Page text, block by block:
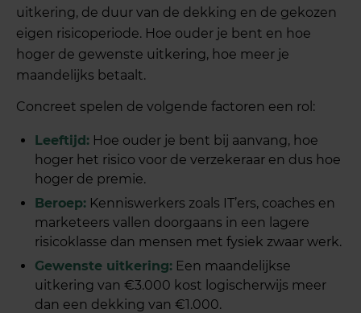
uitkering, de duur van de dekking en de gekozen
eigen risicoperiode. Hoe ouder je bent en hoe
hoger de gewenste uitkering, hoe meer je
maandelijks betaalt.
Concreet spelen de volgende factoren een rol:
Leeftijd: Hoe ouder je bent bij aanvang, hoe
hoger het risico voor de verzekeraar en dus hoe
hoger de premie.
Beroep: Kenniswerkers zoals IT’ers, coaches en
marketeers vallen doorgaans in een lagere
risicoklasse dan mensen met fysiek zwaar werk.
Gewenste uitkering: Een maandelijkse
uitkering van €3.000 kost logischerwijs meer
dan een dekking van €1.000.